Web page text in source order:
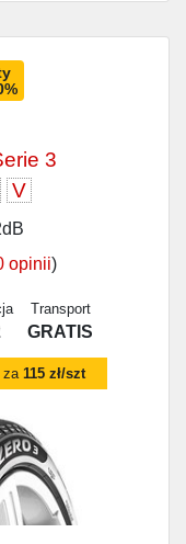
3
V
opinii)
Transport
GRATIS
za 115 zł/szt